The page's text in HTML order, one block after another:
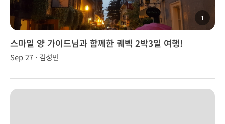
1
스마일 양 가이드님과 함께한 퀘벡 2박3일 여행!
Sep 27 · 김성민